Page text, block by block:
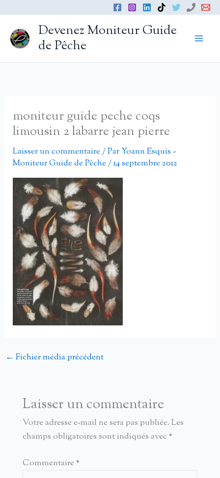
contenu
Devenez Moniteur Guide
de Pêche
moniteur guide peche coqs
limousin 2 labarre jean pierre
Laisser un commentaire/ ParYoann Esquis -
Moniteur Guide de Pêche/14 septembre 2012
← Fichier média précédent
Laisser un commentaire
Votre adresse e-mail ne sera pas publiée. Les
champs obligatoires sont indiqués avec *
Commentaire *